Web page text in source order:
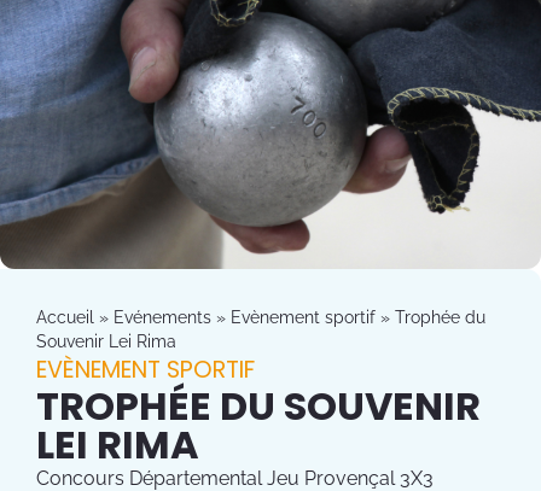
Accueil » Evénements » Evènement sportif » Trophée du
Souvenir Lei Rima
EVÈNEMENT SPORTIF
TROPHÉE DU SOUVENIR
LEI RIMA
Concours Départemental Jeu Provençal 3X3